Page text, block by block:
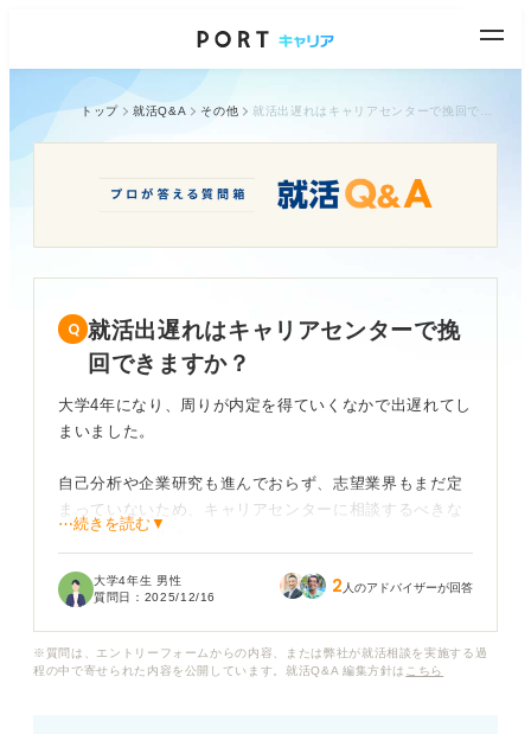
トップ 就活Q&A その他
就活出遅れはキャリアセンターで挽
回できますか？
大学4年になり、周りが内定を得ていくなかで出遅れてし
まいました。
自己分析や企業研究も進んでおらず、志望業界もまだ定
まっていないため、キャリアセンターに相談するべきな
のか悩んでいます。
今からキャリアセンターを活用する場合、どのような目
す。
⋯続きを読む▼
大学4年生 男性
質問日： 2025/12/16 2 人のアドバイザーが回答
※質問は、エントリーフォームからの内容、または弊社が就活相談を実施する過
程の中で寄せられた内容を公開しています。就活Q&A 編集方針は こちら